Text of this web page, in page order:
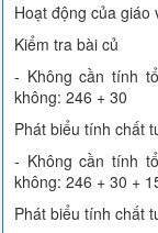
Hoạt động của giáo
Kiểm tra bài củ
- Không cần tính
không: 246 + 30
Phát biểu tính chất
- Không cần tính
không: 246 + 30 +
Phát biểu tính chất